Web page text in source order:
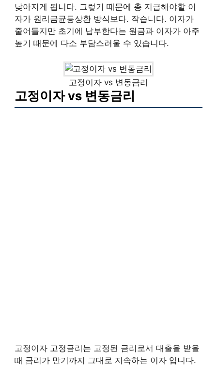
낮아지게 됩니다. 그렇기 때문에 총 지급해야할 이
자가 원리금균등상환 방식보다. 작습니다. 이자가
줄어들지만 초기에 납부한다는 원금과 이자가 아주
높기 때문에 다소 부담스러울 수 있습니다.
고정이자 vs 변동금리
고정이자 vs 변동금리
고정이자 고정금리는 고정된 금리로서 대출을 받을
때 금리가 만기까지 그대로 지속하는 이자 입니다.